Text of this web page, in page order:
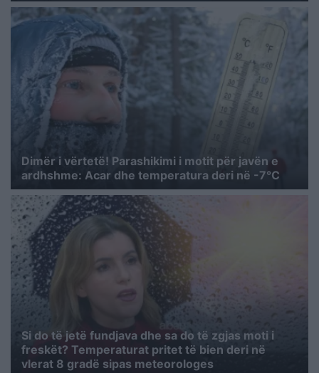
Dimër i vërtetë! Parashikimi i motit për javën e
ardhshme: Acar dhe temperatura deri në -7°C
Si do të jetë fundjava dhe sa do të zgjas moti i
freskët? Temperaturat pritet të bien deri në
vlerat 8 gradë sipas meteorologes